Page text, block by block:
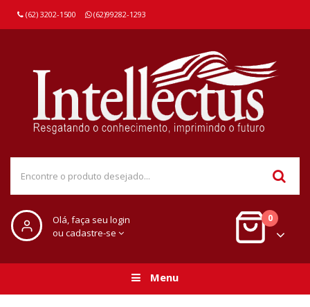
(62) 3202-1500 (62)99282-1293
Olá, faça seu login
ou cadastre-se
0
Menu